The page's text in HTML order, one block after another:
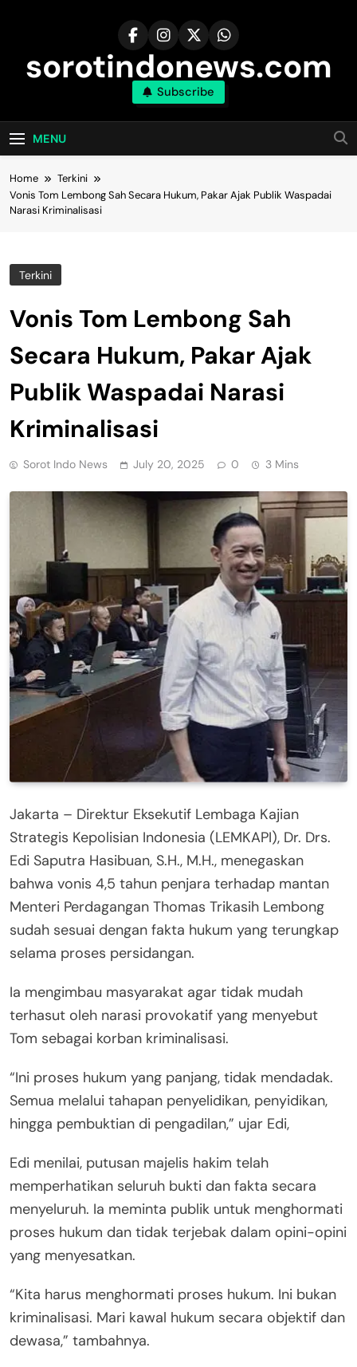
sorotindonews.com
Subscribe
MENU
Home
Terkini
Vonis Tom Lembong Sah Secara Hukum, Pakar Ajak Publik Waspadai
Narasi Kriminalisasi
Terkini
Vonis Tom Lembong Sah
Secara Hukum, Pakar Ajak
Publik Waspadai Narasi
Kriminalisasi
Sorot Indo News July 20, 2025 0 3 Mins
Jakarta – Direktur Eksekutif Lembaga Kajian
Strategis Kepolisian Indonesia (LEMKAPI), Dr. Drs.
Edi Saputra Hasibuan, S.H., M.H., menegaskan
bahwa vonis 4,5 tahun penjara terhadap mantan
Menteri Perdagangan Thomas Trikasih Lembong
sudah sesuai dengan fakta hukum yang terungkap
selama proses persidangan.
Ia mengimbau masyarakat agar tidak mudah
terhasut oleh narasi provokatif yang menyebut
Tom sebagai korban kriminalisasi.
“Ini proses hukum yang panjang, tidak mendadak.
Semua melalui tahapan penyelidikan, penyidikan,
hingga pembuktian di pengadilan,” ujar Edi,
Edi menilai, putusan majelis hakim telah
memperhatikan seluruh bukti dan fakta secara
menyeluruh. Ia meminta publik untuk menghormati
proses hukum dan tidak terjebak dalam opini-opini
yang menyesatkan.
“Kita harus menghormati proses hukum. Ini bukan
kriminalisasi. Mari kawal hukum secara objektif dan
dewasa,” tambahnya.